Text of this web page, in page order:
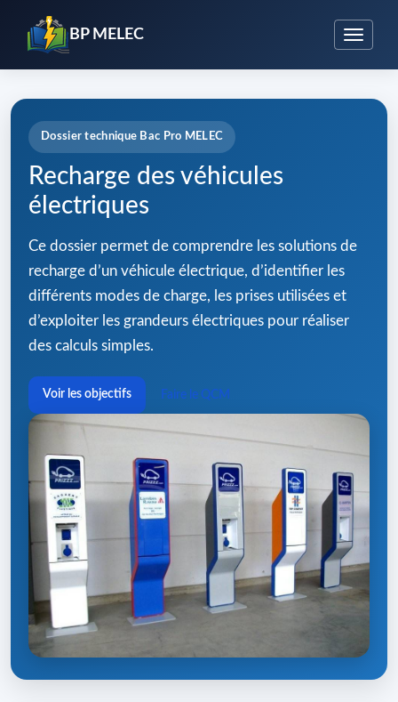
BP MELEC
Dossier technique Bac Pro MELEC
Recharge des véhicules
électriques
Ce dossier permet de comprendre les solutions de
recharge d’un véhicule électrique, d’identifier les
différents modes de charge, les prises utilisées et
d’exploiter les grandeurs électriques pour réaliser
des calculs simples.
Voir les objectifs Faire le QCM